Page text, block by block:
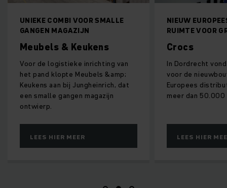
VOOR SMALLE
Keukens
inrichting van
Meubels &amp;
Jungheinrich, dat
magazijn
NIEUW EUROPEES DC BIEDT
RUIMTE VOOR GROEI
Crocs
In Dordrecht vond Crocs de ruimte
voor de nieuwbouw van een groot
Europees distributiecentrum van
meer dan 50.000 m2.